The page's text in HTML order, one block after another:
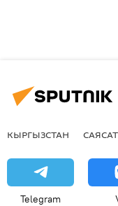
КЫРГЫЗСТАН САЯСАТ
Telegram